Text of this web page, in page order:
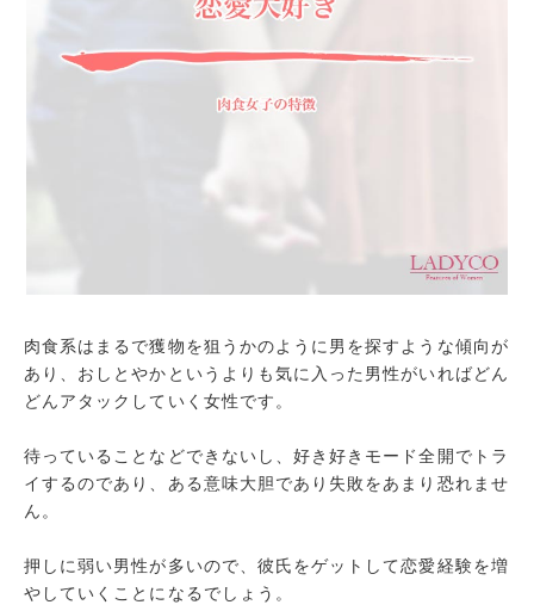
ギャップのある恋愛も楽しむ
いつも彼氏が複数する
肉食系はまるで獲物を狙うかのように男を探すような傾向が
あり、おしとやかというよりも気に入った男性がいればどん
どんアタックしていく女性です。
待っていることなどできないし、好き好きモード全開でトラ
イするのであり、ある意味大胆であり失敗をあまり恐れませ
ん。
押しに弱い男性が多いので、彼氏をゲットして恋愛経験を増
やしていくことになるでしょう。